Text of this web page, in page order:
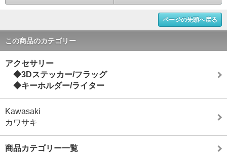
ページの先頭へ戻る
この商品のカテゴリー
アクセサリー
◆3Dステッカー/フラッグ
◆キーホルダー/ライター
Kawasaki
カワサキ
商品カテゴリー一覧